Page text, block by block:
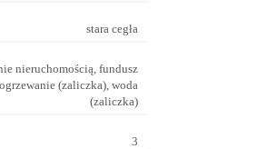
stara cegła
nieruchomością, fundusz
(zaliczka), woda
(zaliczka)
3